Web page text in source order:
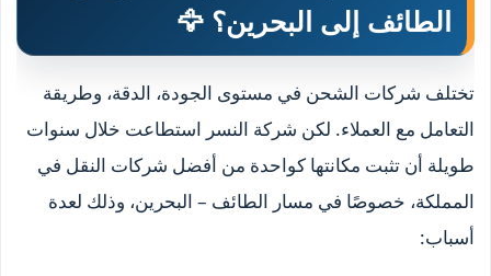
الطائف إلى البحرين؟ 🦅
تختلف شركات الشحن في مستوى الجودة، الدقة، وطريقة
التعامل مع العملاء. لكن شركة النسر استطاعت خلال سنوات
طويلة أن تثبت مكانتها كواحدة من أفضل شركات النقل في
المملكة، خصوصًا في مسار الطائف – البحرين، وذلك لعدة
أسباب: